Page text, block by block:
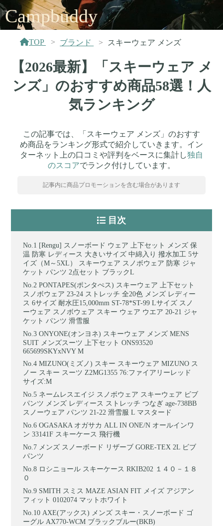
Campbuddy
TOP ブランド スキーウェア メンズ
【2026最新】「スキーウェア メ
ンズ」のおすすめ商品58選！人
気ランキング
この記事では、「スキーウェア メンズ」のおすす
め商品をランキング形式で紹介していきます。イン
ターネット上の口コミや評判をベースに集計し独自
のスコアでランク付けしています。
記事内に商品プロモーションを含む場合があります
目次
[Rengu] スノーボード ウェア 上下セット メンズ 保
温 防寒 レディース 大きいサイズ 中綿入り 撥水加工 5サ
イズ（M～5XL） スキーウェア スノボウェア 防寒 ジャ
ケット パンツ 2点セット ブラックL
PONTAPES(ポンタぺス) スキーウェア 上下セット
スノボウェア 23-24 ストレッチ 全20色 メンズ レディー
ス 6サイズ 耐水圧15,000mm ST-78*ST-99 Lサイズ スノ
ーウェア スノボウェア スキー ウェア ウエア 20-21 ジャ
ケット パンツ 滑雪服
ONYONE(オンヨネ) スキーウェア メンズ MENS
SUIT メンズスーツ 上下セット ONS93520
665699SKYxNVY M
MIZUNO(ミズノ) スキー スキーウェア MIZUNO ス
ノー スキー スーツ Z2MG1355 76:ファイアリーレッド
サイズ:M
ネームレスエイジ スノボウェア スキーウェア ビブ
パンツ メンズ レディース ストレッチ つなぎ age-738BB
スノーウェア パンツ 21-22 滑雪服 L マスタード
OGASAKA オガサカ ALL IN ONE/N オールインワ
ン 33141F スキーケース 飛行機
メンズ スノーボード リザーブ GORE-TEX 2L ビブ
パンツ
ロシニョール スキーケース RKIB202 １４０－１８
０
SMITH スミス MAZE ASIAN FIT メイズ アジアン
フィット 0102074 マットホワイト
AXE(アックス) メンズ スキー・スノーボード ゴ
ーグル AX770-WCM ブラックブルー(BKB)